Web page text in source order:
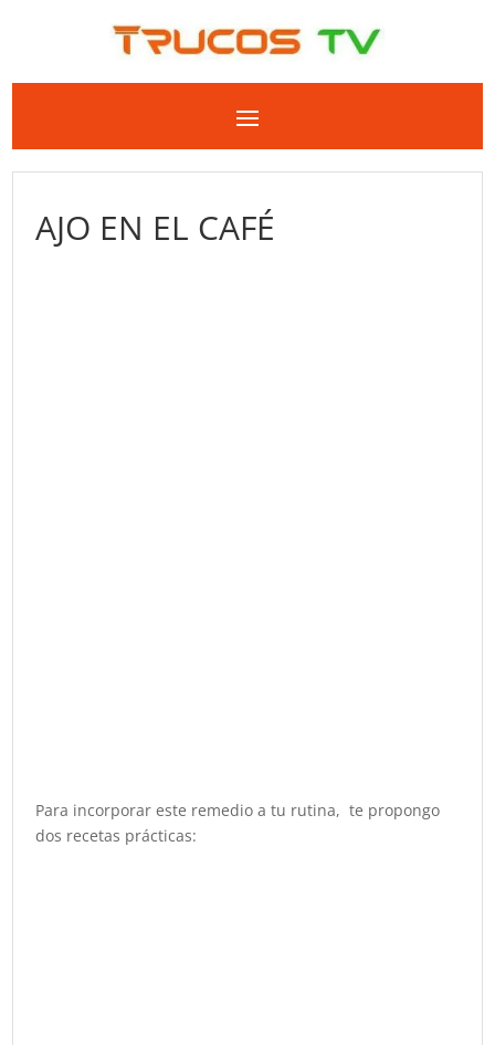
AJO EN EL CAFÉ
Para incorporar este remedio a tu rutina, te propongo
dos recetas prácticas: